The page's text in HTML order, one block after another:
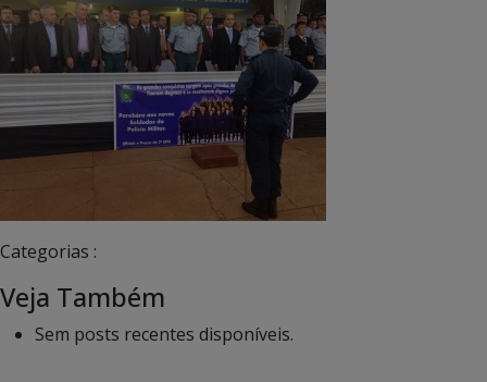
Categorias :
Veja Também
Sem posts recentes disponíveis.